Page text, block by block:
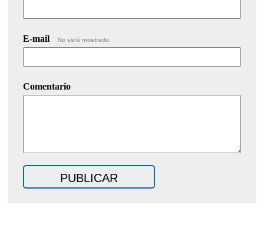
E-mail No será mostrado.
Comentario